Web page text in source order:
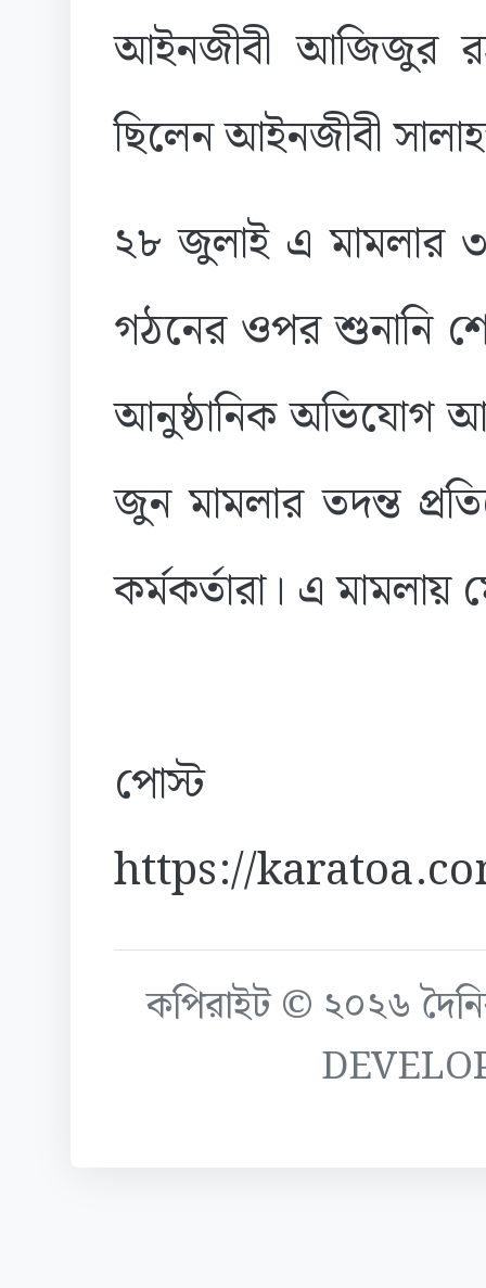
আইনজীবী আজিজুর
ছিলেন আইনজীবী
২৮ জুলাই এ মামলার
গঠনের ওপর শুনানি
আনুষ্ঠানিক অভিযোগ
জুন মামলার তদন্ত
কর্মকর্তারা। এ
https://
কপিরাইট © ২০২৬